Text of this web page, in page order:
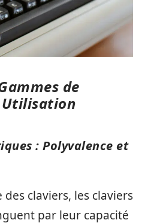
de
Utilisation
: Polyvalence et
claviers, les claviers
par leur capacité